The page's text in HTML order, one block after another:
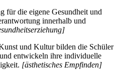
für die eigene Gesundheit und
innerhalb und
und Kultur bilden die Schüler
entwickeln ihre individuelle
[ästhetisches Empfinden]